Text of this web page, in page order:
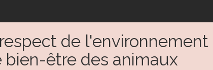
de l'environnement
bien-être des animaux